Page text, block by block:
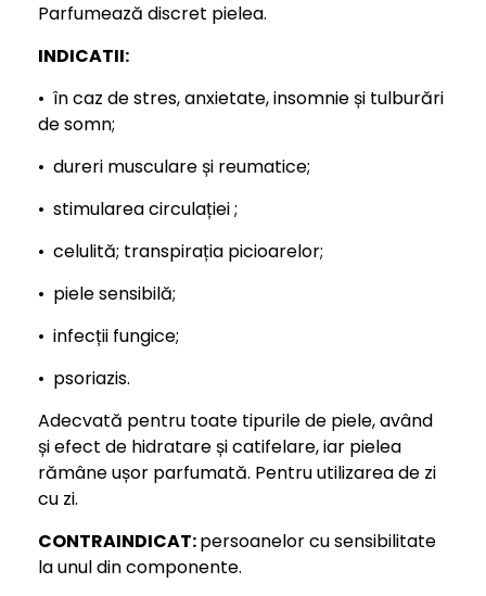
Parfumează discret pielea.
INDICATII:
• în caz de stres, anxietate, insomnie și tulburări
de somn;
• dureri musculare și reumatice;
• stimularea circulației ;
• celulită; transpirația picioarelor;
• piele sensibilă;
• infecții fungice;
• psoriazis.
Adecvată pentru toate tipurile de piele, având
și efect de hidratare și catifelare, iar pielea
rămâne ușor parfumată. Pentru utilizarea de zi
cu zi.
CONTRAINDICAT:persoanelor cu sensibilitate
la unul din componente.